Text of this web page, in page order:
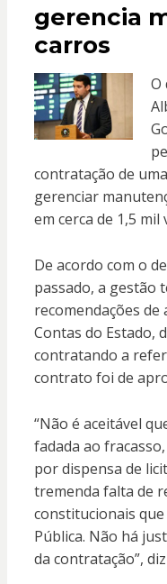
gerencia
carros
O
contratação de
gerenciar
em cerca de 1,5
De acordo com o
passado, a gestão
recomendações
Contas do Estado,
contratando a
contrato foi de
“Não é aceitável
fadada ao
por dispensa de
tremenda falta de
constitucionais
Pública. Não há
da contratação”,